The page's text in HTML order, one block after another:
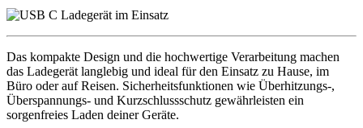
Das kompakte Design und die hochwertige Verarbeitung machen
das Ladegerät langlebig und ideal für den Einsatz zu Hause, im
Büro oder auf Reisen. Sicherheitsfunktionen wie Überhitzungs-,
Überspannungs- und Kurzschlussschutz gewährleisten ein
sorgenfreies Laden deiner Geräte.